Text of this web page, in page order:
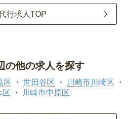
行求人TOP
の他の求人を探す
区 世田谷区
川崎市川崎区
区
川崎市中原区